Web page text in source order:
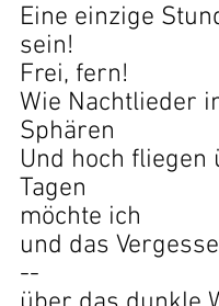
Eine einzige
sein!
Frei, fern!
Wie Nachtlieder
Sphären
Und hoch fliegen
Tagen
möchte ich
und das
--